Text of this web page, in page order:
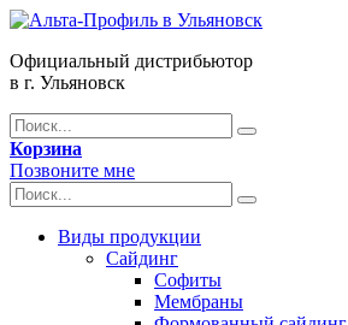
Официальный дистрибьютор
в г. Ульяновск
Корзина
Позвоните мне
Виды продукции
Сайдинг
Софиты
Мембраны